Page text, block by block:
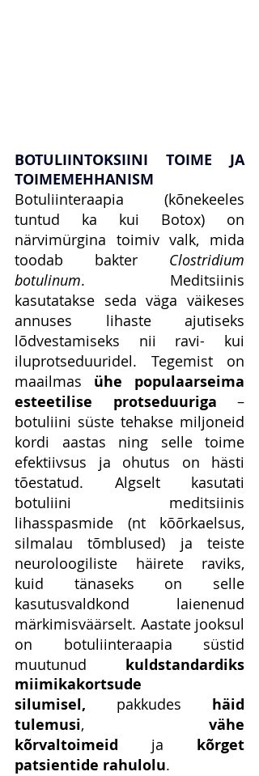
BOTULIINTOKSIINI TOIME JA
TOIMEMEHHANISM
Botuliinteraapia (kõnekeeles
tuntud ka kui Botox) on
närvimürgina toimiv valk, mida
toodab bakter Clostridium
botulinum. Meditsiinis
kasutatakse seda väga väikeses
annuses lihaste ajutiseks
lõdvestamiseks nii ravi- kui
iluprotseduuridel. Tegemist on
maailmas ühe populaarseima
esteetilise protseduuriga –
botuliini süste tehakse miljoneid
kordi aastas ning selle toime
efektiivsus ja ohutus on hästi
tõestatud. Algselt kasutati
botuliini meditsiinis
lihasspasmide (nt kõõrkaelsus,
silmalau tõmblused) ja teiste
neuroloogiliste häirete raviks,
kuid tänaseks on selle
kasutusvaldkond laienenud
märkimisväärselt. Aastate jooksul
on botuliinteraapia süstid
muutunud kuldstandardiks
miimikakortsude
silumisel, pakkudes häid
tulemusi, vähe
kõrvaltoimeid ja kõrget
patsientide rahulolu.